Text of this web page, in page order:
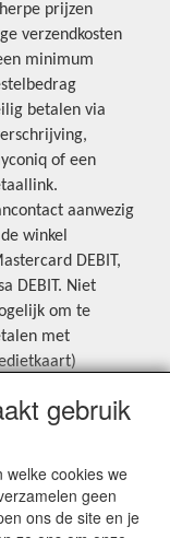
prijzen
verzendkosten
minimum
betalen via
of een
aanwezig
winkel
DEBIT,
DEBIT. Niet
om te
met
van de laatste
gebruik
welke cookies we
geen
ons de site en je